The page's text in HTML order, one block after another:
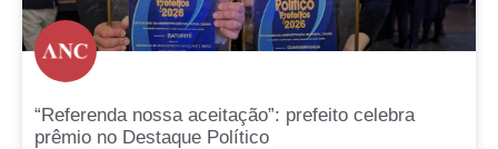
“Referenda nossa aceitação”: prefeito celebra
prêmio no Destaque Político